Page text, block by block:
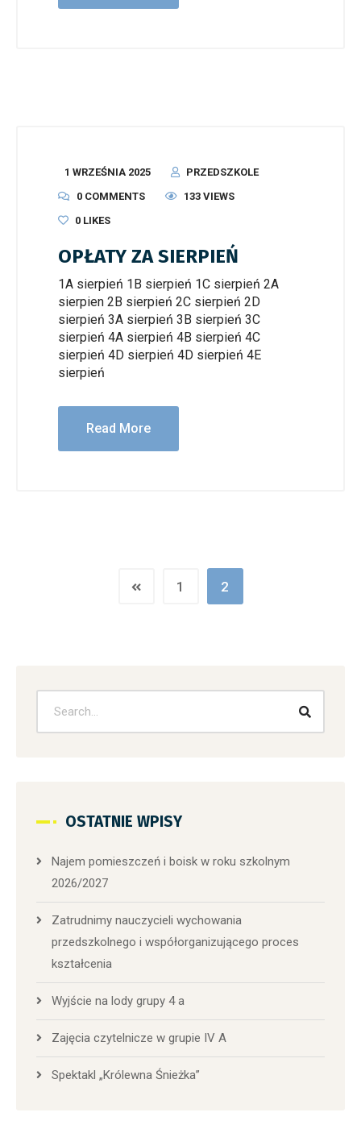
1 WRZEŚNIA 2025
PRZEDSZKOLE
0 COMMENTS
133 VIEWS
0 LIKES
OPŁATY ZA SIERPIEŃ
1A sierpień 1B sierpień 1C sierpień 2A
sierpien 2B sierpień 2C sierpień 2D
sierpień 3A sierpień 3B sierpień 3C
sierpień 4A sierpień 4B sierpień 4C
sierpień 4D sierpień 4D sierpień 4E
sierpień
Read More
1 2
OSTATNIE WPISY
Najem pomieszczeń i boisk w roku szkolnym
2026/2027
Zatrudnimy nauczycieli wychowania
przedszkolnego i współorganizującego proces
kształcenia
Wyjście na lody grupy 4 a
Zajęcia czytelnicze w grupie IV A
Spektakl „Królewna Śnieżka”